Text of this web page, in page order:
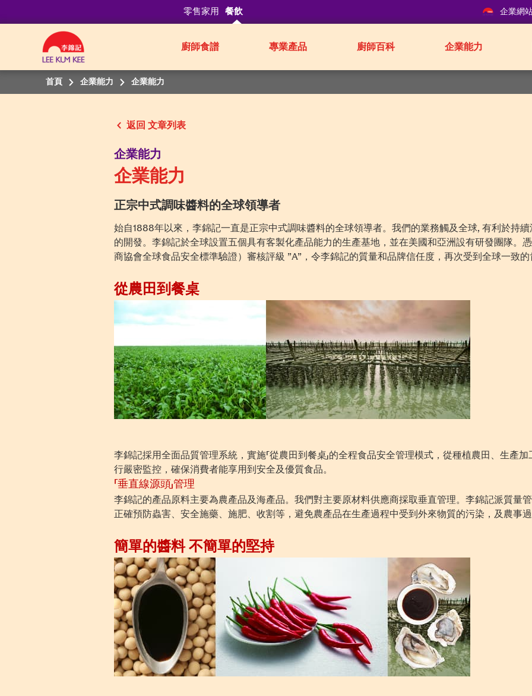
零售家用 餐飲 企業網
廚師食譜 專業產品 廚師百科 企業能力
首頁 企業能力 企業能力
返回
企業能力
企業能力
正宗中式調味醬料的全球領導者
始自1888年以來，李錦記一直是正宗中式調味醬料的全球領導者。我們的業務觸及全球, 有利於持
的開發。李錦記於全球設置五個具有客製化產品能力的生產基地，並在美國和亞洲設有研發團隊。憑
商協會全球食品安全標準驗證）審核評級 ”A”，令李錦記的質量和品牌信任度，再次受到全球一致的
從農田到餐桌
李錦記採用全面品質管理系統，實施「從農田到餐桌」的全程食品安全管理模式，從種植農田、生產
行嚴密監控，確保消費者能享用到安全及優質食品。
「垂直線源頭」管理
李錦記的產品原料主要為農產品及海產品。我們對主要原材料供應商採取垂直管理。李錦記派質量
正確預防蟲害、安全施藥、施肥、收割等，避免農產品在生產過程中受到外來物質的污染，及農事
簡單的醬料 不簡單的堅持